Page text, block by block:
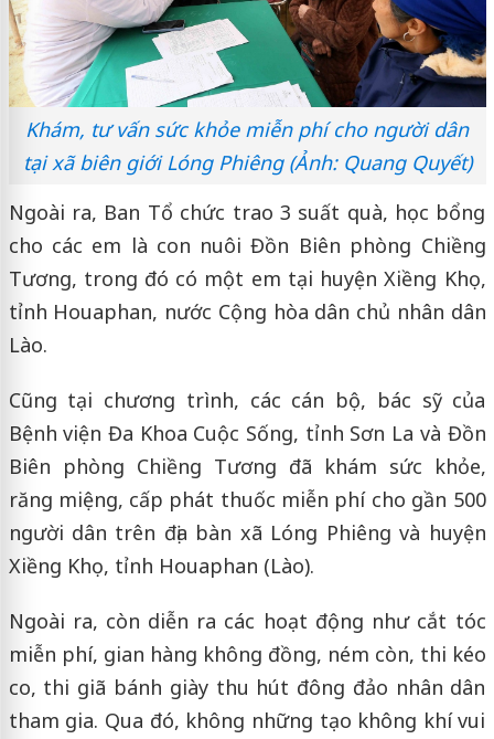
Khám, tư vấn sức khỏe miễn phí cho người dân
tại xã biên giới Lóng Phiêng (Ảnh: Quang Quyết)
Ngoài ra, Ban Tổ chức trao 3 suất quà, học bổng
cho các em là con nuôi Đồn Biên phòng Chiềng
Tương, trong đó có một em tại huyện Xiềng Khọ,
tỉnh Houaphan, nước Cộng hòa dân chủ nhân dân
Lào.
Cũng tại chương trình, các cán bộ, bác sỹ của
Bệnh viện Đa Khoa Cuộc Sống, tỉnh Sơn La và Đồn
Biên phòng Chiềng Tương đã khám sức khỏe,
răng miệng, cấp phát thuốc miễn phí cho gần 500
người dân trên địa bàn xã Lóng Phiêng và huyện
Xiềng Khọ, tỉnh Houaphan (Lào).
Ngoài ra, còn diễn ra các hoạt động như cắt tóc
miễn phí, gian hàng không đồng, ném còn, thi kéo
co, thi giã bánh giày thu hút đông đảo nhân dân
tham gia. Qua đó, không những tạo không khí vui